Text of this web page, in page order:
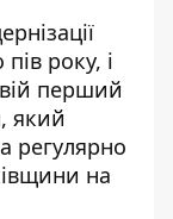
року, і
перший
який
регулярно
на